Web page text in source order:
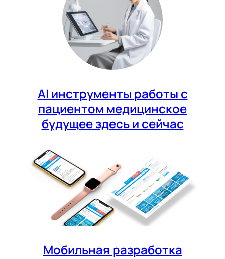
AI инструменты работы с
пациентом медицинское
будущее здесь и сейчас
Мобильная разработка